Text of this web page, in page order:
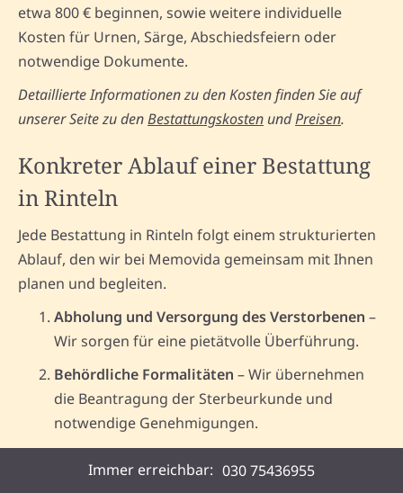
etwa 800 € beginnen, sowie weitere individuelle
Kosten für Urnen, Särge, Abschiedsfeiern oder
notwendige Dokumente.
Detaillierte Informationen zu den Kosten finden Sie auf
unserer Seite zu denBestattungskosten undPreisen.
Konkreter Ablauf einer Bestattung
in Rinteln
Jede Bestattung in Rinteln folgt einem strukturierten
Ablauf, den wir bei Memovida gemeinsam mit Ihnen
planen und begleiten.
Abholung und Versorgung des Verstorbenen –
Wir sorgen für eine pietätvolle Überführung.
Behördliche Formalitäten – Wir übernehmen
die Beantragung der Sterbeurkunde und
notwendige Genehmigungen.
Ort der Beisetzung; wir organisieren die
Immer erreichbar: 030 75436955